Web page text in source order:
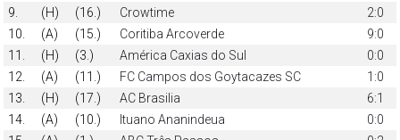
9.
(H) (16.) Crowtime
2:0
10.
(A) (15.) Coritiba Arcoverde
9:0
11.
(H) (3.) América Caxias do Sul
0:0
12.
(A) (11.) FC Campos dos Goytacazes SC
1:0
13.
(H) (17.) AC Brasilia
6:1
14.
(A) (10.) Ituano Ananindeua
0:0